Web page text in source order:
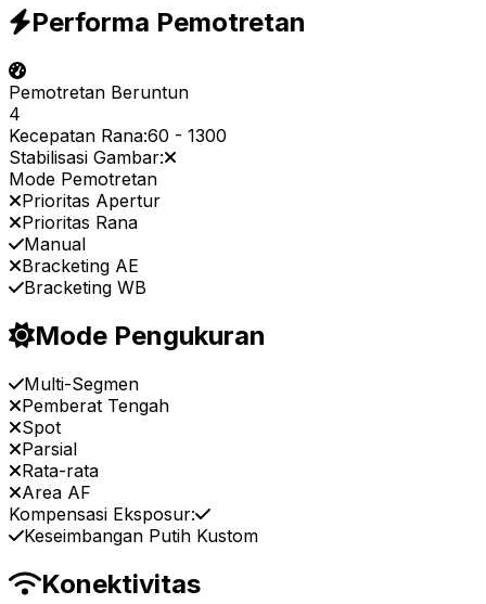
Performa Pemotretan
Pemotretan Beruntun
4
Kecepatan Rana:60 - 1300
Stabilisasi Gambar:
Mode Pemotretan
Prioritas Apertur
Prioritas Rana
Manual
Bracketing AE
Bracketing WB
Mode Pengukuran
Multi-Segmen
Pemberat Tengah
Spot
Parsial
Rata-rata
Area AF
Kompensasi Eksposur:
Keseimbangan Putih Kustom
Konektivitas